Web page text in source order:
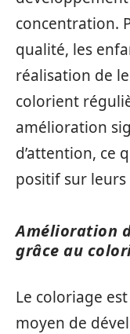
concentration.
qualité, les
réalisation de
colorient
amélioration
d’attention, ce
positif sur leurs
Amélioration
grâce au
Le coloriage
moyen de